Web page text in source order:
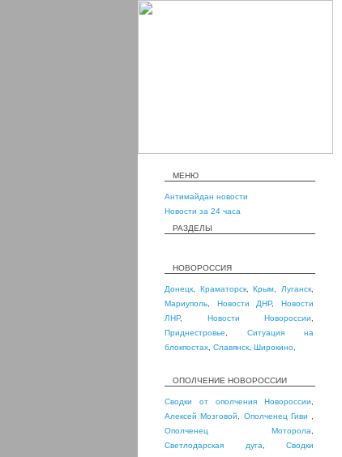
МЕНЮ
Антимайдан новости
Новости за 24 часа
РАЗДЕЛЫ
НОВОРОССИЯ
Донецк Краматорск,Крым Луганск
Мариуполь
Новости ДНР,Новости
ЛНР, Новости Новороссии
Приднестровье
Ситуация на
блокпостах Славянск Широкино
ОПОЛЧЕНИЕ НОВОРОССИИ
Сводки от ополчения Новороссии
Алексей Мозговой
Ополченец Гиви
Ополченец Моторола
Светлодарская дуга
Сводки